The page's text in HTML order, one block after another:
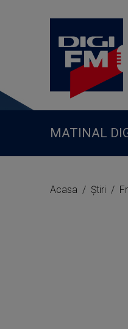
MATINAL
Acasa Știri